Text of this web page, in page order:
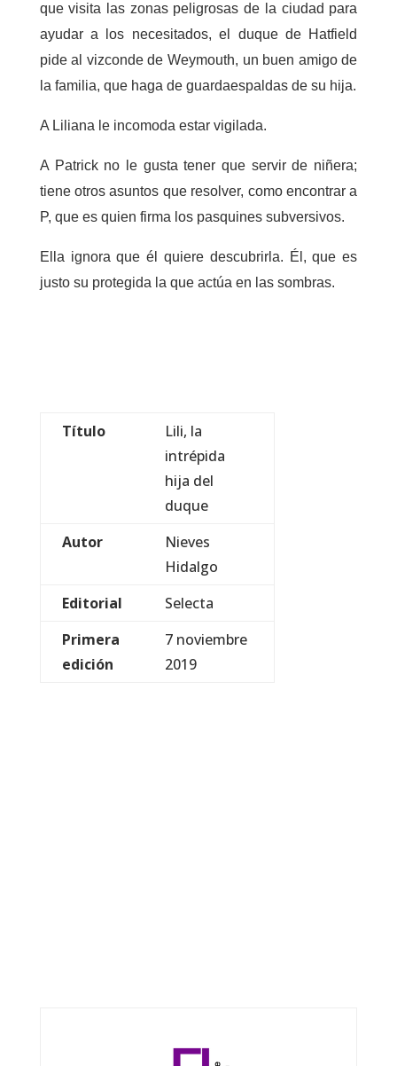
que visita las zonas peligrosas de la ciudad para
ayudar a los necesitados, el duque de Hatfield
pide al vizconde de Weymouth, un buen amigo de
la familia, que haga de guardaespaldas de su hija.
A Liliana le incomoda estar vigilada.
A Patrick no le gusta tener que servir de niñera;
tiene otros asuntos que resolver, como encontrar a
P, que es quien firma los pasquines subversivos.
Ella ignora que él quiere descubrirla. Él, que es
justo su protegida la que actúa en las sombras.
Título
Lili, la
intrépida
hija del
duque
Autor
Nieves
Hidalgo
Editorial
Selecta
Primera
edición
7 noviembre
2019